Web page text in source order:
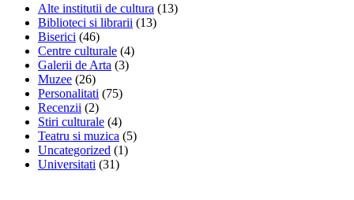
Alte institutii de cultura (13)
Biblioteci si librarii (13)
Biserici (46)
Centre culturale (4)
Galerii de Arta (3)
Muzee (26)
Personalitati (75)
Recenzii (2)
Stiri culturale (4)
Teatru si muzica (5)
Uncategorized (1)
Universitati (31)